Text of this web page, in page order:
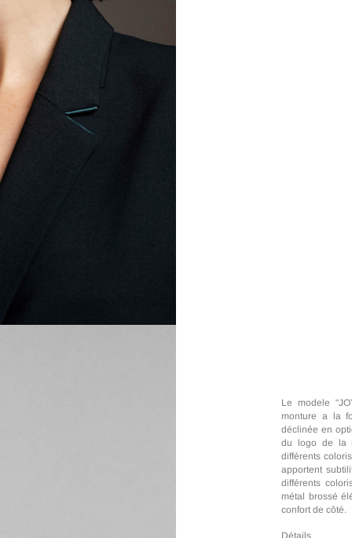
Le modele
monture a la
déclinée en
du logo de la
différents
apportent
différents
métal brossé
confort de côté.
Détails